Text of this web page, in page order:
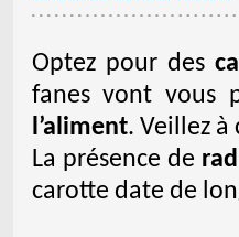
Optez pour des
fanes vont vous
l’aliment. Veillez à
La présence de
carotte date de